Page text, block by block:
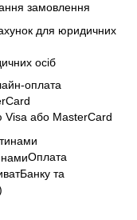
замовлення
осіб
Visa або MasterCard
Оплата
та